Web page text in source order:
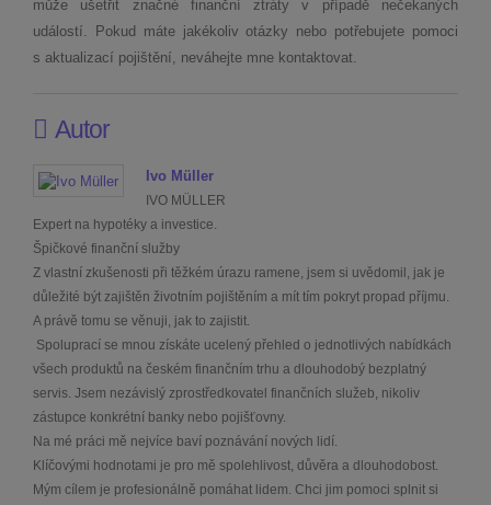
může ušetřit značné finanční ztráty v případě nečekaných
událostí. Pokud máte jakékoliv otázky nebo potřebujete pomoci
s aktualizací pojištění, neváhejte mne kontaktovat.
Autor
Ivo Müller
IVO MÜLLER
Expert na hypotéky a investice.
Špičkové finanční služby
Z vlastní zkušenosti při těžkém úrazu ramene, jsem si uvědomil, jak je
důležité být zajištěn životním pojištěním a mít tím pokryt propad příjmu.
A právě tomu se věnuji, jak to zajistit.
Spoluprací se mnou získáte ucelený přehled o jednotlivých nabídkách
všech produktů na českém finančním trhu a dlouhodobý bezplatný
servis. Jsem nezávislý zprostředkovatel finančních služeb, nikoliv
zástupce konkrétní banky nebo pojišťovny.
Na mé práci mě nejvíce baví poznávání nových lidí.
Klíčovými hodnotami je pro mě spolehlivost, důvěra a dlouhodobost.
Mým cílem je profesionálně pomáhat lidem. Chci jim pomoci splnit si